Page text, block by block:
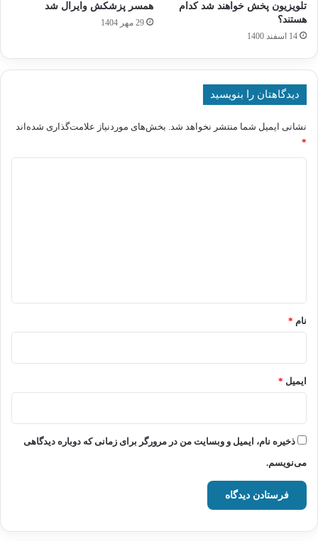
تلویزیون پخش خواهند شد کدام
هستند؟
14 اسفند 1400
همسر پزشکش وایرال شد
29 مهر 1404
دیدگاهتان را بنویسید
نشانی ایمیل شما منتشر نخواهد شد. بخش‌های موردنیاز علامت‌گذاری شده‌اند
*
نام *
ایمیل *
ذخیره نام، ایمیل و وبسایت من در مرورگر برای زمانی که دوباره دیدگاهی
می‌نویسم.